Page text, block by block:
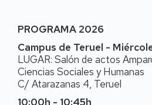
PROGRAMA 2026
Campus de Teruel -
LUGAR: Salón de actos
Ciencias Sociales y Humanas
C/ Atarazanas 4, Teruel
10:00h - 10:45h